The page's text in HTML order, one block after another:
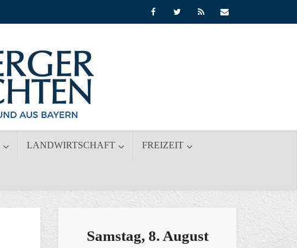
LANDWIRTSCHAFT FREIZEIT
Samstag, 8. August